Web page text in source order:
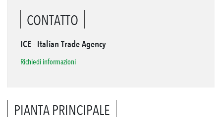
CONTATTO
ICE - Italian Trade Agency
Richiedi informazioni
PIANTA PRINCIPALE